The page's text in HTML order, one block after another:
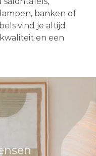
banken of
vind je altijd
en een